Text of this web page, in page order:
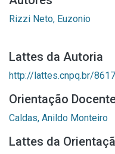
Rizzi Neto, Euzonio
Lattes da Autoria
http://lattes.cnpq.br/
Orientação
Caldas, Anildo Monteiro
Lattes da